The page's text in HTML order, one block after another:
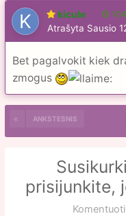
kicule 104
Atrašyta Sausio
Bet pagalvokit kiek
zmogus
ANKSTESNIS
prisijunkite,